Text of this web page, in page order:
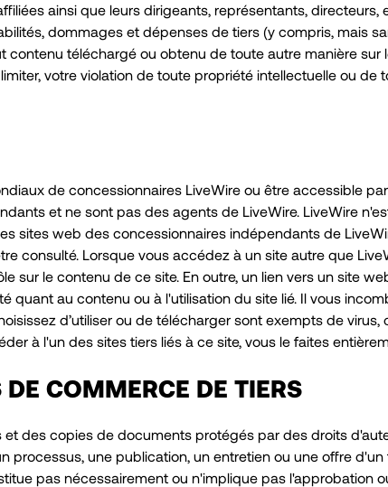
ainsi que leurs dirigeants, représentants,
dommages et dépenses de tiers (y compris, mais
téléchargé ou obtenu de toute autre manière sur
votre violation de toute propriété intellectuelle ou de
de concessionnaires LiveWire ou être accessible
et ne sont pas des agents de LiveWire. LiveWire
sites web des concessionnaires indépendants de
consulté. Lorsque vous accédez à un site autre que
sur le contenu de ce site. En outre, un lien vers un site
au contenu ou à l'utilisation du site lié. Il vous
d’utiliser ou de télécharger sont exempts de virus,
à l'un des sites tiers liés à ce site, vous le faites
COMMERCE DE TIERS
des copies de documents protégés par des droits
processus, une publication, un entretien ou une offre
pas nécessairement ou n'implique pas l'approbation